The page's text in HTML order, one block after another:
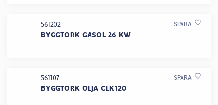
561202
BYGGTORK GASOL 26 KW
SPARA
561107
BYGGTORK OLJA CLK120
SPARA